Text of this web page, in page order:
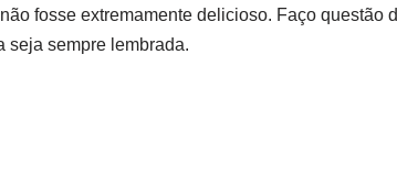
fosse extremamente delicioso. Faço questão
seja sempre lembrada.